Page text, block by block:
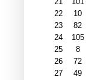
22
10
23
82
24
105
25
8
26
72
27
49